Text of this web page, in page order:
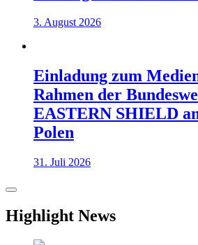
3. August 2026
Einladung zum
Rahmen der
EASTERN SHIELD
Polen
31. Juli 2026
Highlight News